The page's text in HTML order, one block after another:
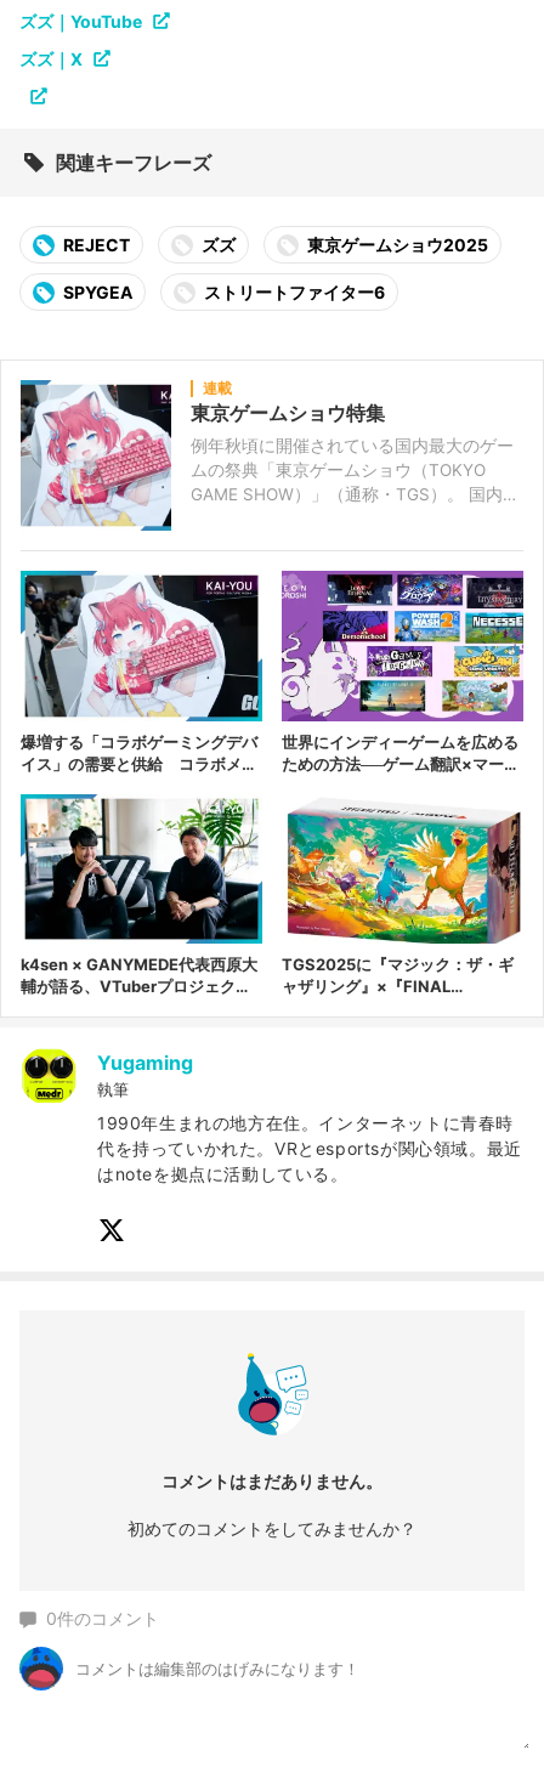
ズズ｜YouTube
ズズ｜X
関連キーフレーズ
REJECT ズズ 東京ゲームショウ2025
SPYGEA ストリートファイター6
連載
東京ゲームショウ特集
例年秋頃に開催されている国内最大のゲー
ムの祭典「東京ゲームショウ（TOKYO
GAME SHOW）」（通称・TGS）。 国内外
ー、パブリッシャーなど、ゲームに関連す
る企業が集結する年に一度のゲーム見本
市。 TGS開催前の事前情報や注目タイトル
の関連記事、会場である幕張メッセで各ブ
ースを取材したレポートなどを公開してい
く。
爆増する「コラボゲーミングデバ
イス」の需要と供給 コラボメー
世界にインディーゲームを広める
ための方法──ゲーム翻訳×マーケ
k4sen × GANYMEDE代表西原大
輔が語る、VTuberプロジェクト
TGS2025に『マジック：ザ・ギ
ャザリング』×『FINAL
Yugaming
執筆
1990年生まれの地方在住。インターネットに青春時
代を持っていかれた。VRとesportsが関心領域。最近
はnoteを拠点に活動している。
コメントはまだありません。
初めてのコメントをしてみませんか？
0件のコメント